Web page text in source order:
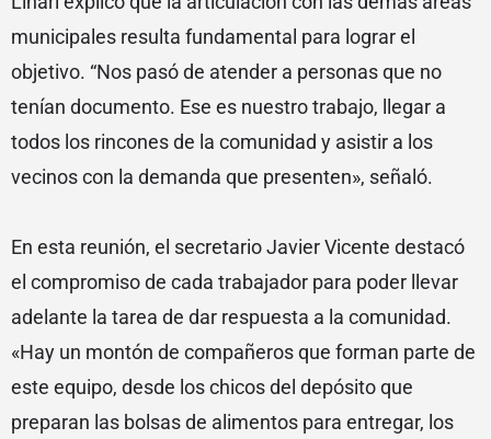
municipales resulta fundamental para lograr el
objetivo. “Nos pasó de atender a personas que no
tenían documento. Ese es nuestro trabajo, llegar a
todos los rincones de la comunidad y asistir a los
vecinos con la demanda que presenten», señaló.
En esta reunión, el secretario Javier Vicente destacó
el compromiso de cada trabajador para poder llevar
adelante la tarea de dar respuesta a la comunidad.
«Hay un montón de compañeros que forman parte de
este equipo, desde los chicos del depósito que
preparan las bolsas de alimentos para entregar, los